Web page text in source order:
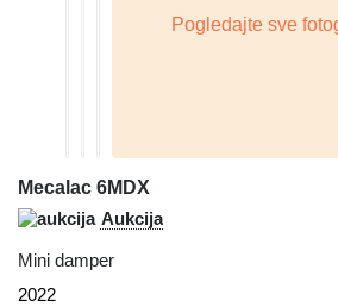
Mecalac 6MDX
Aukcija
Mini damper
2022